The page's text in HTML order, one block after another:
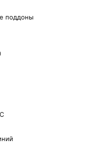
поддоны